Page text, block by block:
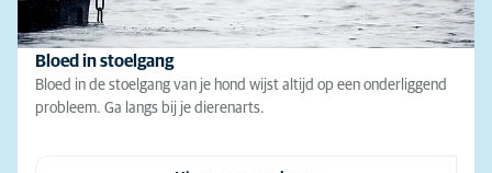
Bloed in stoelgang
Bloed in de stoelgang van je hond wijst altijd op een onderliggend
probleem. Ga langs bij je dierenarts.